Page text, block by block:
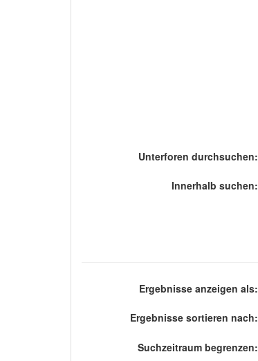
Unterforen durchsuchen:
Innerhalb suchen:
Ergebnisse anzeigen als:
Ergebnisse sortieren nach:
Suchzeitraum begrenzen: